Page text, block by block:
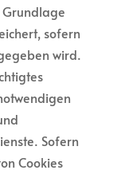
sofern
wird.
Sofern
Cookies